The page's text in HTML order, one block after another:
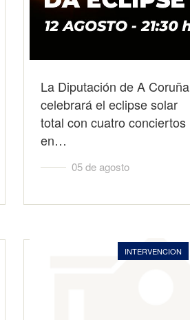
La Diputación de A Coruña
celebrará el eclipse solar
total con cuatro conciertos
en…
05 de agosto
INTERVENCION